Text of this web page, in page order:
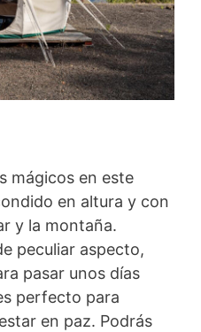
mágicos en este
en altura y con
y la montaña.
peculiar aspecto,
pasar unos días
perfecto para
en paz. Podrás